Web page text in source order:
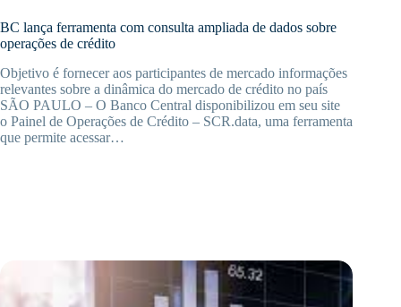
BC lança ferramenta com consulta ampliada de dados sobre
operações de crédito
Objetivo é fornecer aos participantes de mercado informações
relevantes sobre a dinâmica do mercado de crédito no país
SÃO PAULO – O Banco Central disponibilizou em seu site
o Painel de Operações de Crédito – SCR.data, uma ferramenta
que permite acessar…